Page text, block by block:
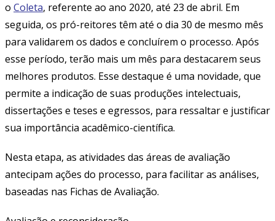
o Coleta, referente ao ano 2020, até 23 de abril. Em
seguida, os pró-reitores têm até o dia 30 de mesmo mês
para validarem os dados e concluírem o processo. Após
esse período, terão mais um mês para destacarem seus
melhores produtos. Esse destaque é uma novidade, que
permite a indicação de suas produções intelectuais,
dissertações e teses e egressos, para ressaltar e justificar
sua importância acadêmico-científica.
Nesta etapa, as atividades das áreas de avaliação
antecipam ações do processo, para facilitar as análises,
baseadas nas Fichas de Avaliação.